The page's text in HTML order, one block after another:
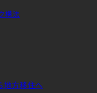
構法
地方移住へ